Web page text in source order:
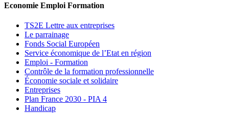
Economie Emploi Formation
TS2E Lettre aux entreprises
Le parrainage
Fonds Social Européen
Service économique de l’Etat en région
Emploi - Formation
Contrôle de la formation professionnelle
Économie sociale et solidaire
Entreprises
Plan France 2030 - PIA 4
Handicap